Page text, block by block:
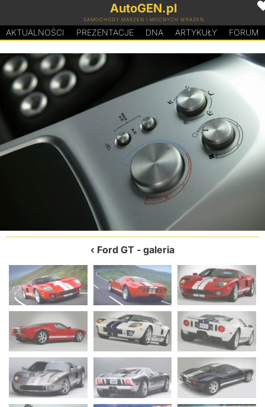
AutoGEN.pl
SAMOCHODY MARZEŃ I MOCNYCH WRAŻEŃ
AKTUALNOŚCI PREZENTACJE DNA ARTYKUŁY FORUM
Ford GT - galeria